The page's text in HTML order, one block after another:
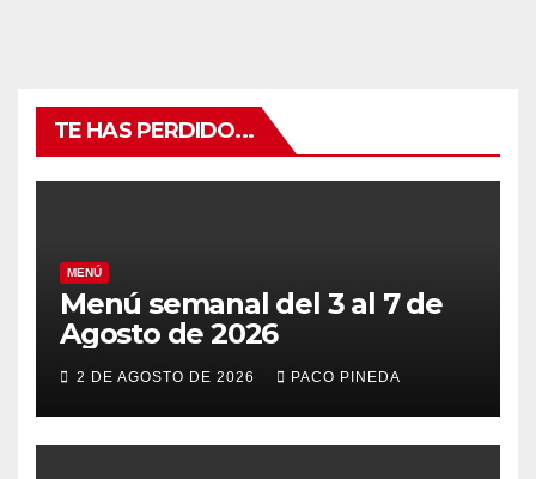
TE HAS PERDIDO...
MENÚ
Menú semanal del 3 al 7 de
Agosto de 2026
2 DE AGOSTO DE 2026 PACO PINEDA